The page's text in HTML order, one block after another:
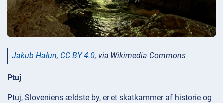
Jakub Hałun, CC BY 4.0, via Wikimedia Commons
Ptuj
Ptuj, Sloveniens ældste by, er et skatkammer af historie og